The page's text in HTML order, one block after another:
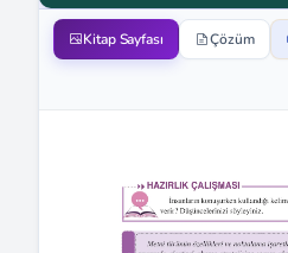
Kitap Sayfası Çözüm